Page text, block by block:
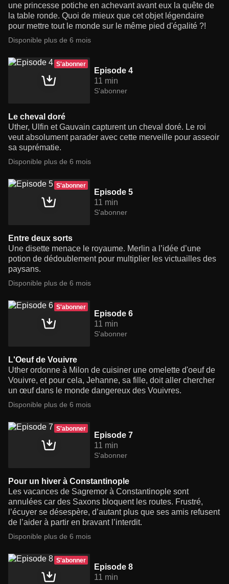
une princesse potiche en achevant avant eux la quête de
la table ronde. Quoi de mieux que cet objet légendaire
pour mettre tout le monde sur le même pied d'égalité ?!
Disponible plus de 6 mois
S'abonner
Episode 4
11 min
S'abonner
Le cheval doré
Uther, Ulfin et Gauvain capturent un cheval doré. Le roi
veut absolument parader avec cette merveille pour asseoir
sa suprématie.
Disponible plus de 6 mois
S'abonner
Episode 5
11 min
S'abonner
Entre deux sorts
Une disette menace le royaume. Merlin a l’idée d’une
potion de dédoublement pour multiplier les victuailles des
paysans.
Disponible plus de 6 mois
S'abonner
Episode 6
11 min
S'abonner
L'Oeuf de Vouivre
Uther ordonne à Milon de cuisiner une omelette d'oeuf de
Vouivre, et pour cela, Jehanne, sa fille, doit aller chercher
un œuf dans le monde dangereux des Vouivres.
Disponible plus de 6 mois
S'abonner
Episode 7
11 min
S'abonner
Pour un hiver à Constantinople
Les vacances de Sagremor à Constantinople sont
annulées car des Saxons bloquent les routes. Frustré,
l’écuyer se désespère, d’autant plus que ses amis refusent
de l’aider à partir en bravant l’interdit.
Disponible plus de 6 mois
S'abonner
Episode 8
11 min